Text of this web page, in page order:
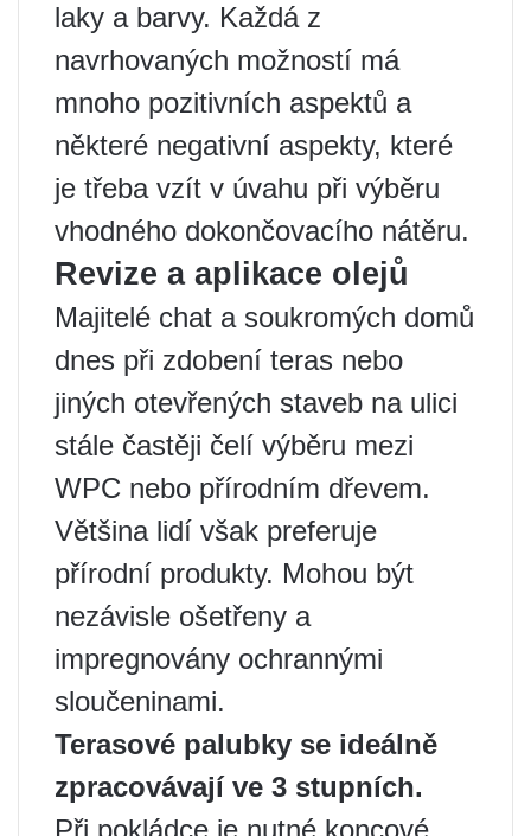
laky a barvy. Každá z
navrhovaných možností má
mnoho pozitivních aspektů a
některé negativní aspekty, které
je třeba vzít v úvahu při výběru
vhodného dokončovacího nátěru.
Revize a aplikace olejů
Majitelé chat a soukromých domů
dnes při zdobení teras nebo
jiných otevřených staveb na ulici
stále častěji čelí výběru mezi
WPC nebo přírodním dřevem.
Většina lidí však preferuje
přírodní produkty. Mohou být
nezávisle ošetřeny a
impregnovány ochrannými
sloučeninami.
Terasové palubky se ideálně
zpracovávají ve 3 stupních.
Při pokládce je nutné koncové